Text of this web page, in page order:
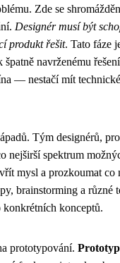
Zde se
Designér musí být
produkt řešit. Tato fáze
navrženému
— nestačí mít
Tým designérů,
nejširší spektrum
mysl a prozkoumat co
brainstorming a různé
konceptů.
prototypování.